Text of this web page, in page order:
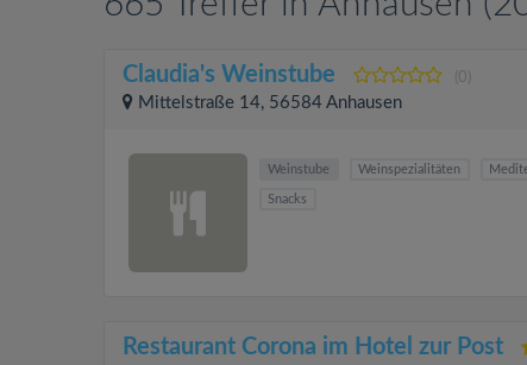
Claudia's Weinstube (0)
Mittelstraße 14, 56584 Anhausen
Weinstube Weinspezialitäten
Snacks
Restaurant Corona im Hotel zur Post